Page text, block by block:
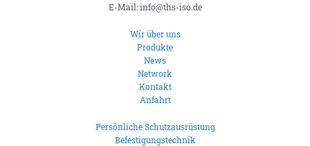
E-Mail: info@ths-iso.de
Wir über uns
Produkte
News
Network
Kontakt
Anfahrt
Persönliche Schutzausrüstung
Befestigungstechnik